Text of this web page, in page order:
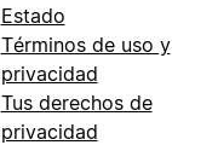
Estado
Términos de uso y
privacidad
Tus derechos de
privacidad